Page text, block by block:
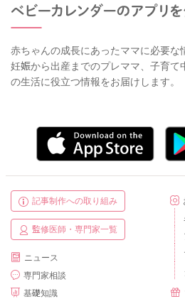
赤ちゃんの成長にあったママに必要な
妊娠から出産までのプレママ、子育て
の生活に役立つ情報をお届けします。
記事制作への取り組み
監修医師・専門家一覧
ニュース
専門家相談
基礎知識